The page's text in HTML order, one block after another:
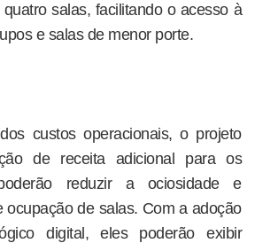
salas, facilitando o acesso à
e salas de menor porte.
custos operacionais, o projeto
de receita adicional para os
reduzir a ociosidade e
ocupação de salas. Com a adoção
digital, eles poderão exibir